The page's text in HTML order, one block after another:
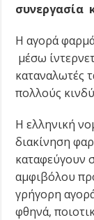
συνεργασία
Η αγορά
μέσω
καταναλωτές
πολλούς
H ελληνική
διακίνηση
καταφεύγουν
αμφιβόλου
γρήγορη
φθηνά,